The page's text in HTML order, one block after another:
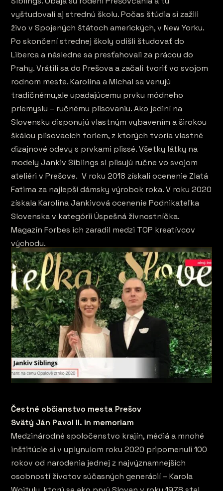
vyštudovali aj strednú školu. Počas štúdia si zažili
živo v Spojených štátoch amerických, v New Yorku.
Po skončení strednej školy odišli študovať do
Liberca a následne sa presťahovali za prácou do
Prahy. Vrátili sa do Prešova a začali tvoriť vo svojom
rodnom meste. Karolína a Michal sa venujú
tradičnému,ale upadajúcemu prvku módneho
priemyslu – ručnému plisovaniu. Ako jediní na
Slovensku disponujú vlastným vybavením a širokou
škálou plisovacích foriem, z ktorých tvoria vlastné
dizajnové odevy s prvkami plissé. Všetky látky na
modely Jankiv Siblings si plisujú ručne vo svojom
ateliéri v Prešove. V roku 2018 získali ocenenie Zlatá
Fatima za najlepší dámsky výrobok roka. V roku 2020
získala Karolína Jankivová ocenenie Podnikateľka
Slovenska v kategórii Úspešná živnostníčka.
Magazín Forbes ich zaradil medzi TOP kreatívcov
východu.
Čestné občianstvo mesta Prešov
Svätý Ján Pavol II. in memoriam
Medzinárodné spoločenstvo krajín, médiá a mnohé
inštitúcie si v uplynulom roku 2020 pripomenuli 100
rokov od narodenia jednej z najvýznamnejších
osobností životov súčasných generácií – Karola